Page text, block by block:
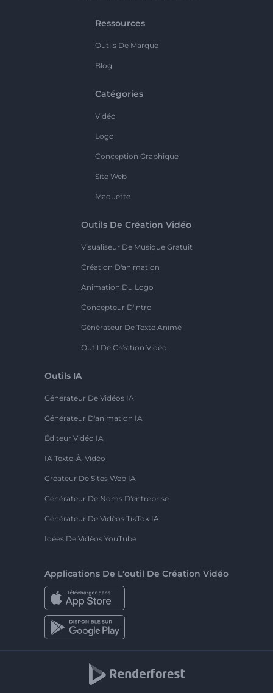
Ressources
Outils De Marque
Blog
Catégories
Vidéo
Logo
Conception Graphique
Site Web
Maquette
Outils De Création Vidéo
Visualiseur De Musique Gratuit
Création D'animation
Animation Du Logo
Concepteur D'intro
Générateur De Texte Animé
Outil De Création Vidéo
Outils IA
Générateur De Vidéos IA
Générateur D'animation IA
Éditeur Vidéo IA
IA Texte-À-Vidéo
Créateur De Sites Web IA
Générateur De Noms D'entreprise
Générateur De Vidéos TikTok IA
Idées De Vidéos YouTube
Applications De L'outil De Création Vidéo